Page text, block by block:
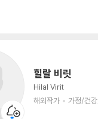
힐랄 비릿
Hilal Virit
해외작가
가정/건